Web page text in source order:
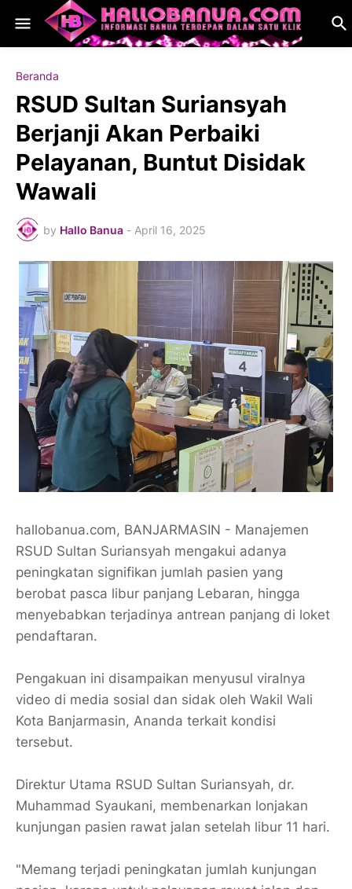
Beranda
RSUD Sultan Suriansyah
Berjanji Akan Perbaiki
Pelayanan, Buntut Disidak
Wawali
by Hallo Banua - April 16, 2025
hallobanua.com, BANJARMASIN - Manajemen
RSUD Sultan Suriansyah mengakui adanya
peningkatan signifikan jumlah pasien yang
berobat pasca libur panjang Lebaran, hingga
menyebabkan terjadinya antrean panjang di loket
pendaftaran.
Pengakuan ini disampaikan menyusul viralnya
video di media sosial dan sidak oleh Wakil Wali
Kota Banjarmasin, Ananda terkait kondisi
tersebut.
Direktur Utama RSUD Sultan Suriansyah, dr.
Muhammad Syaukani, membenarkan lonjakan
kunjungan pasien rawat jalan setelah libur 11 hari.
"Memang terjadi peningkatan jumlah kunjungan